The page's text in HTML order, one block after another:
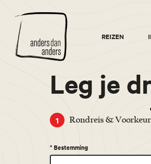
Anders
dan
Anders
REIZEN
Leg je
1 Rondreis &
*Bestemming